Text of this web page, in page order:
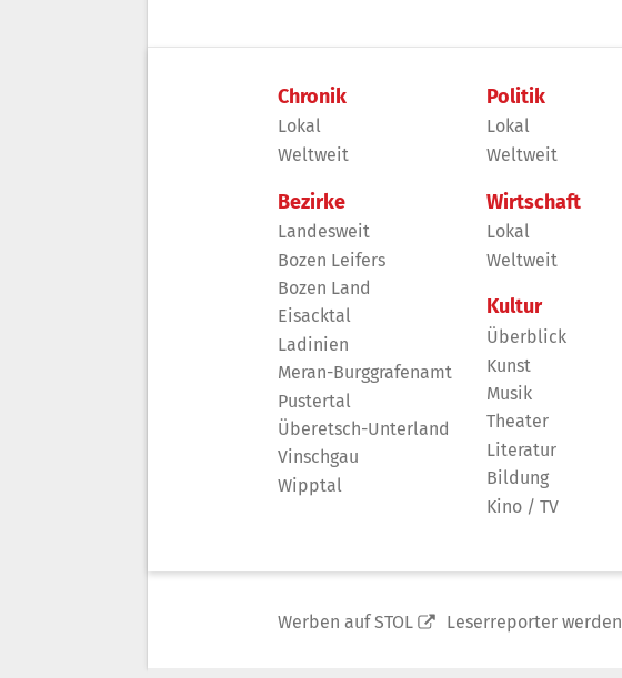
Chronik
Lokal
Weltweit
Bezirke
Landesweit
Bozen Leifers
Bozen Land
Eisacktal
Ladinien
Meran-Burggrafenamt
Pustertal
Überetsch-Unterland
Vinschgau
Wipptal
Politik
Lokal
Weltweit
Wirtschaft
Lokal
Weltweit
Kultur
Überblick
Kunst
Musik
Theater
Literatur
Bildung
Kino / TV
Werben auf STOL Leserreporter werden